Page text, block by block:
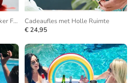
Happy Man Set - Kurkentrekker Flesopener Flessenstop
Cadeaufles met Holle Ruimte
€ 24,95